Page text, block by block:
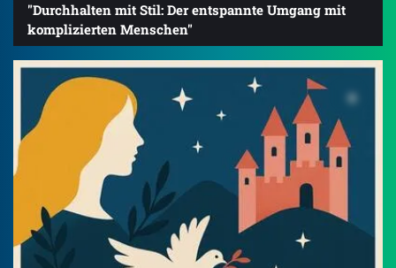
"Durchhalten mit Stil: Der entspannte Umgang mit
komplizierten Menschen"